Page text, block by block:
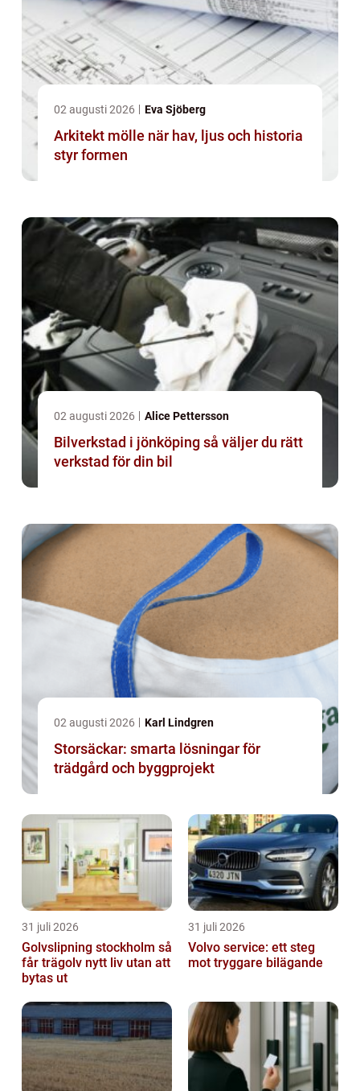
02 augusti 2026 Eva Sjöberg
Arkitekt mölle när hav, ljus och historia
styr formen
02 augusti 2026 Alice Pettersson
Bilverkstad i jönköping så väljer du rätt
verkstad för din bil
02 augusti 2026 Karl Lindgren
Storsäckar: smarta lösningar för
trädgård och byggprojekt
31 juli 2026
Golvslipning stockholm så
får trägolv nytt liv utan att
bytas ut
31 juli 2026
Volvo service: ett steg
mot tryggare bilägande